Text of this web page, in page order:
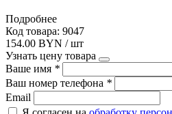
Подробнее
Код товара: 9047
154.00 BYN / шт
Узнать цену товара
Ваше имя *
Ваш номер телефона *
Email